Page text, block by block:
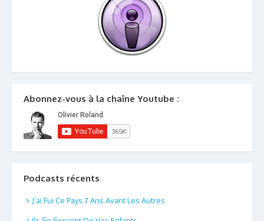
Abonnez-vous à la chaîne Youtube :
Podcasts récents
J’ai Fui Ce Pays 7 Ans Avant Les Autres